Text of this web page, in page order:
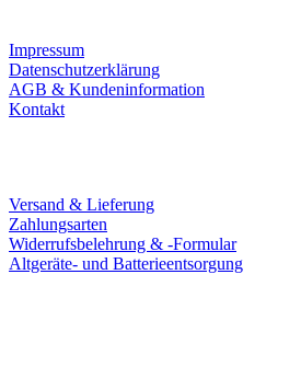
Impressum
Datenschutzerklärung
AGB & Kundeninformation
Kontakt
Versand & Lieferung
Zahlungsarten
Widerrufsbelehrung & -Formular
Altgeräte- und Batterieentsorgung